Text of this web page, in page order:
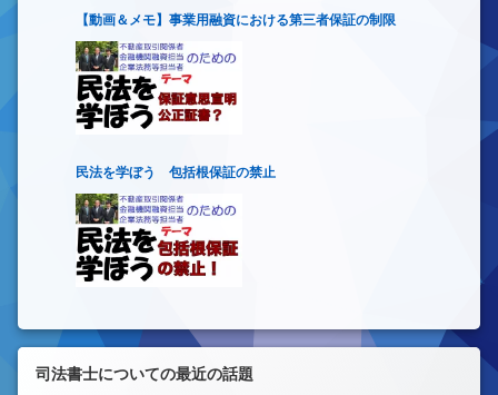
【動画＆メモ】事業用融資における第三者保証の制限
民法を学ぼう 包括根保証の禁止
司法書士についての最近の話題